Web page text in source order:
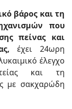
βάρος και τη
που
πείνας και
έχει 24ωρη
έλεγχο
και τη
με σακχαρώδη